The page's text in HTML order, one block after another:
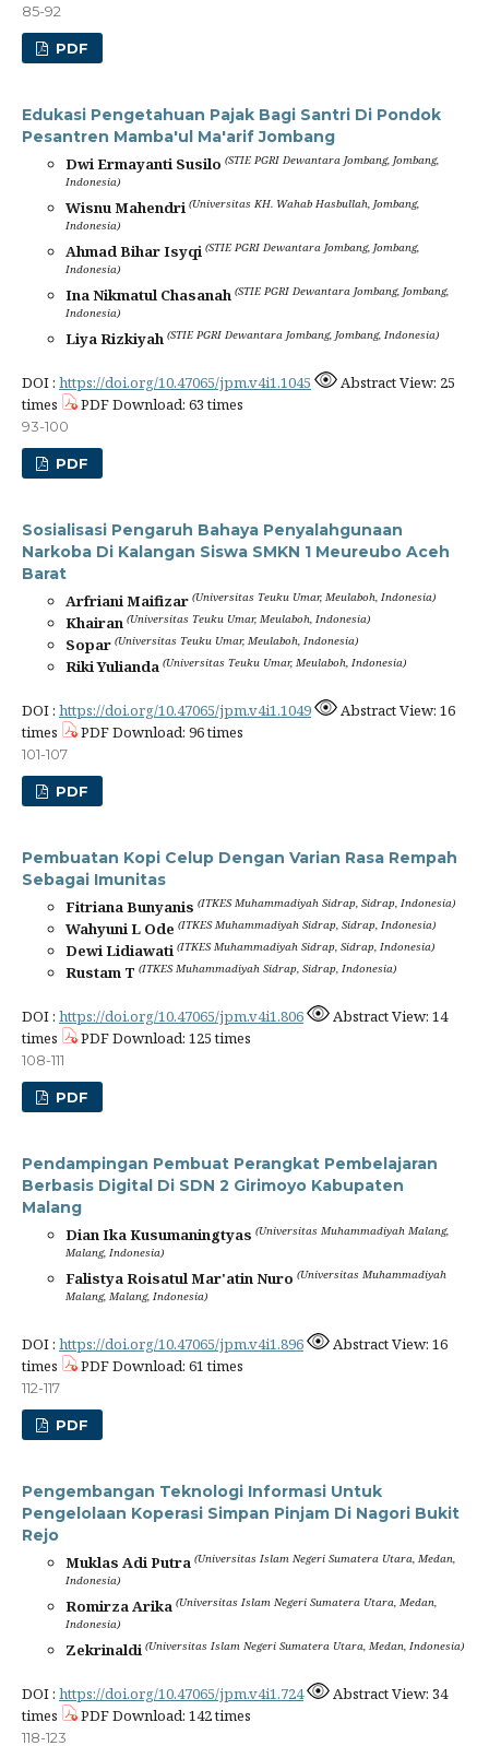
85-92
PDF
Edukasi Pengetahuan Pajak Bagi Santri Di Pondok
Pesantren Mamba'ul Ma'arif Jombang
Dwi Ermayanti Susilo (STIE PGRI Dewantara Jombang, Jombang,
Indonesia)
Wisnu Mahendri (Universitas KH. Wahab Hasbullah, Jombang,
Indonesia)
Ahmad Bihar Isyqi (STIE PGRI Dewantara Jombang, Jombang,
Indonesia)
Ina Nikmatul Chasanah (STIE PGRI Dewantara Jombang, Jombang,
Indonesia)
Liya Rizkiyah (STIE PGRI Dewantara Jombang, Jombang, Indonesia)
DOI : https://doi.org/10.47065/jpm.v4i1.1045
Abstract View: 25
times
PDF Download: 63 times
93-100
PDF
Sosialisasi Pengaruh Bahaya Penyalahgunaan
Narkoba Di Kalangan Siswa SMKN 1 Meureubo Aceh
Barat
Arfriani Maifizar (Universitas Teuku Umar, Meulaboh, Indonesia)
Khairan (Universitas Teuku Umar, Meulaboh, Indonesia)
Sopar (Universitas Teuku Umar, Meulaboh, Indonesia)
Riki Yulianda (Universitas Teuku Umar, Meulaboh, Indonesia)
DOI : https://doi.org/10.47065/jpm.v4i1.1049
Abstract View: 16
times
PDF Download: 96 times
101-107
PDF
Pembuatan Kopi Celup Dengan Varian Rasa Rempah
Sebagai Imunitas
Fitriana Bunyanis (ITKES Muhammadiyah Sidrap, Sidrap, Indonesia)
Wahyuni L Ode (ITKES Muhammadiyah Sidrap, Sidrap, Indonesia)
Dewi Lidiawati (ITKES Muhammadiyah Sidrap, Sidrap, Indonesia)
Rustam T (ITKES Muhammadiyah Sidrap, Sidrap, Indonesia)
DOI : https://doi.org/10.47065/jpm.v4i1.806
Abstract View: 14
times
PDF Download: 125 times
108-111
PDF
Pendampingan Pembuat Perangkat Pembelajaran
Berbasis Digital Di SDN 2 Girimoyo Kabupaten
Malang
Dian Ika Kusumaningtyas (Universitas Muhammadiyah Malang,
Malang, Indonesia)
Falistya Roisatul Mar'atin Nuro (Universitas Muhammadiyah
Malang, Malang, Indonesia)
DOI : https://doi.org/10.47065/jpm.v4i1.896
Abstract View: 16
times
PDF Download: 61 times
112-117
PDF
Pengembangan Teknologi Informasi Untuk
Pengelolaan Koperasi Simpan Pinjam Di Nagori Bukit
Rejo
Muklas Adi Putra (Universitas Islam Negeri Sumatera Utara, Medan,
Indonesia)
Romirza Arika (Universitas Islam Negeri Sumatera Utara, Medan,
Indonesia)
Zekrinaldi (Universitas Islam Negeri Sumatera Utara, Medan, Indonesia)
DOI : https://doi.org/10.47065/jpm.v4i1.724
Abstract View: 34
times
PDF Download: 142 times
118-123